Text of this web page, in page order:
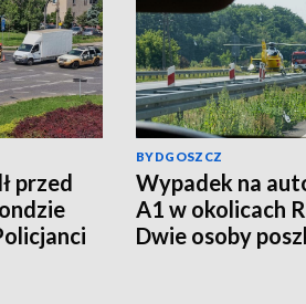
przed
BYDGOSZCZ
Wypadek na
A1 w okolicach
Dwie osoby